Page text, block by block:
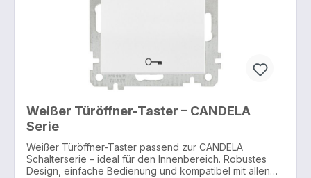
Weißer Türöffner-Taster – CANDELA
Serie
Weißer Türöffner-Taster passend zur CANDELA
Schalterserie – ideal für den Innenbereich. Robustes
Design, einfache Bedienung und kompatibel mit allen